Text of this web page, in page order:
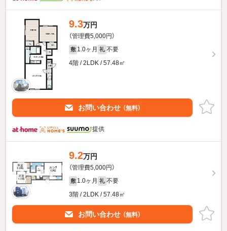
9.3万円
（管理費5,000円）
敷 1.0ヶ月 礼 不要
4階 / 2LDK / 57.48㎡
お問い合わせ （無料）
提供
9.2万円
（管理費5,000円）
敷 1.0ヶ月 礼 不要
3階 / 2LDK / 57.48㎡
お問い合わせ （無料）